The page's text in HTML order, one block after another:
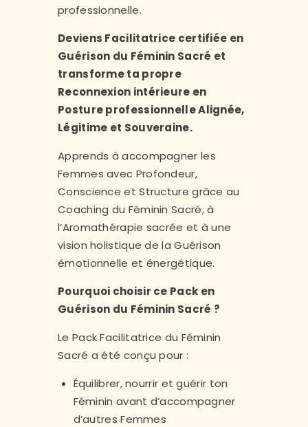
professionnelle.
Deviens Facilitatrice certifiée en
Guérison du Féminin Sacré et
transforme ta propre
Reconnexion intérieure en
Posture professionnelle Alignée,
Légitime et Souveraine.
Apprends à accompagner les
Femmes avec Profondeur,
Conscience et Structure grâce au
Coaching du Féminin Sacré, à
l’Aromathérapie sacrée et à une
vision holistique de la Guérison
émotionnelle et énergétique.
Pourquoi choisir ce Pack en
Guérison du Féminin Sacré ?
Le Pack Facilitatrice du Féminin
Sacré a été conçu pour :
Équilibrer, nourrir et guérir ton
Féminin avant d’accompagner
d’autres Femmes